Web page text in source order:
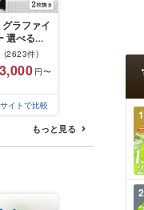
ラファイ
選べるカ
ワイト
ク 白 緑
ラジント
電 キッ
お手入れ
届け:約1
(ブラック
(2623件)
円〜
サイトで比較
もっと見る
1
2